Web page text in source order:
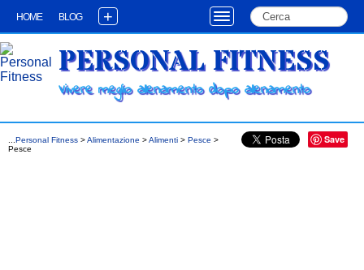
HOME BLOG +
PERSONAL FITNESS
Vivere meglio allenamento dopo allenamento
Save
Personal Fitness >Alimentazione >Alimenti > Pesce >
Pesce